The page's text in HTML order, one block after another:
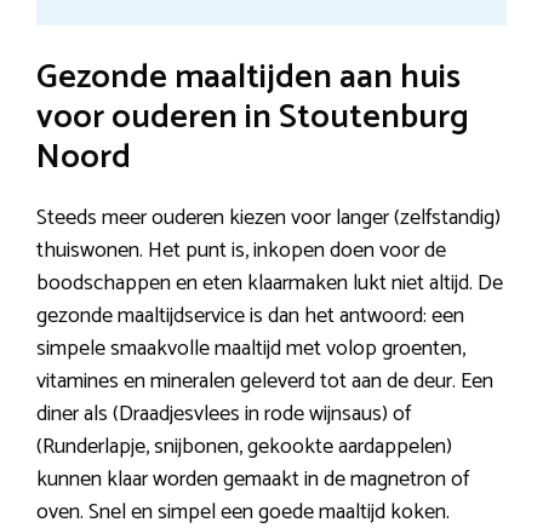
Gezonde maaltijden aan huis
voor ouderen in Stoutenburg
Noord
Steeds meer ouderen kiezen voor langer (zelfstandig)
thuiswonen. Het punt is, inkopen doen voor de
boodschappen en eten klaarmaken lukt niet altijd. De
gezonde maaltijdservice is dan het antwoord: een
simpele smaakvolle maaltijd met volop groenten,
vitamines en mineralen geleverd tot aan de deur. Een
diner als (Draadjesvlees in rode wijnsaus) of
(Runderlapje, snijbonen, gekookte aardappelen)
kunnen klaar worden gemaakt in de magnetron of
oven. Snel en simpel een goede maaltijd koken.